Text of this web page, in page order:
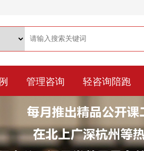
管理咨询 轻咨询陪跑